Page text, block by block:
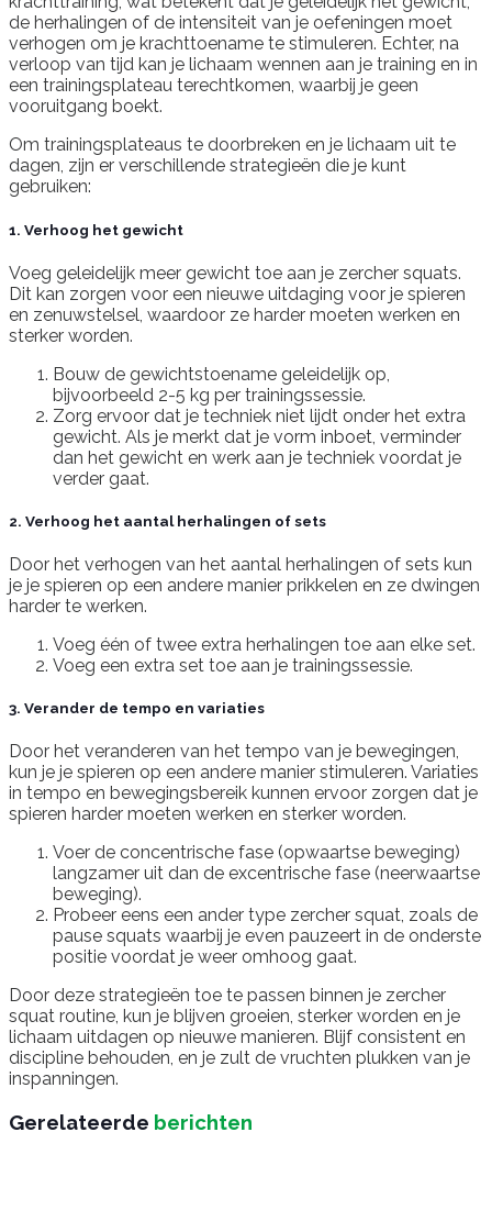
de herhalingen of de intensiteit van je oefeningen moet
verhogen om je krachttoename te stimuleren. Echter, na
verloop van tijd kan je lichaam wennen aan je training en in
een trainingsplateau terechtkomen, waarbij je geen
vooruitgang boekt.
Om trainingsplateaus te doorbreken en je lichaam uit te
dagen, zijn er verschillende strategieën die je kunt
gebruiken:
1. Verhoog het gewicht
Voeg geleidelijk meer gewicht toe aan je zercher squats.
Dit kan zorgen voor een nieuwe uitdaging voor je spieren
en zenuwstelsel, waardoor ze harder moeten werken en
sterker worden.
Bouw de gewichtstoename geleidelijk op,
bijvoorbeeld 2-5 kg per trainingssessie.
Zorg ervoor dat je techniek niet lijdt onder het extra
gewicht. Als je merkt dat je vorm inboet, verminder
dan het gewicht en werk aan je techniek voordat je
verder gaat.
2. Verhoog het aantal herhalingen of sets
Door het verhogen van het aantal herhalingen of sets kun
je je spieren op een andere manier prikkelen en ze dwingen
harder te werken.
Voeg één of twee extra herhalingen toe aan elke set.
Voeg een extra set toe aan je trainingssessie.
3. Verander de tempo en variaties
Door het veranderen van het tempo van je bewegingen,
kun je je spieren op een andere manier stimuleren. Variaties
in tempo en bewegingsbereik kunnen ervoor zorgen dat je
spieren harder moeten werken en sterker worden.
Voer de concentrische fase (opwaartse beweging)
langzamer uit dan de excentrische fase (neerwaartse
beweging).
Probeer eens een ander type zercher squat, zoals de
pause squats waarbij je even pauzeert in de onderste
positie voordat je weer omhoog gaat.
Door deze strategieën toe te passen binnen je zercher
squat routine, kun je blijven groeien, sterker worden en je
lichaam uitdagen op nieuwe manieren. Blijf consistent en
discipline behouden, en je zult de vruchten plukken van je
inspanningen.
Gerelateerde berichten